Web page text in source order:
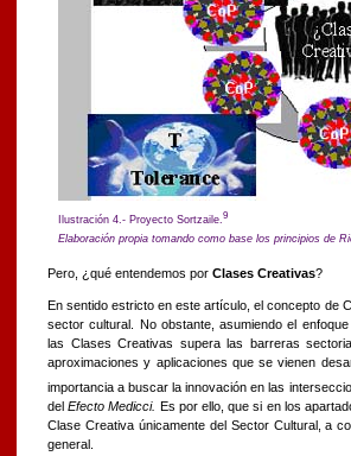
Ilustración 4.- Proyecto Sortzaile.9
Elaboración propia tomando como base los principios de
Pero, ¿qué entendemos por Clases Creativas?
En sentido estricto en este artículo, el concepto de
sector cultural. No obstante, asumiendo el
las Clases Creativas supera las barreras
aproximaciones y aplicaciones que se vienen
importancia a buscar la innovación en las
delEfecto Medicci. Es por ello, que si en los
Clase Creativa únicamente del Sector Cultural, a
general.